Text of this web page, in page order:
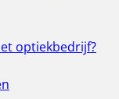
optiekbedrijf?